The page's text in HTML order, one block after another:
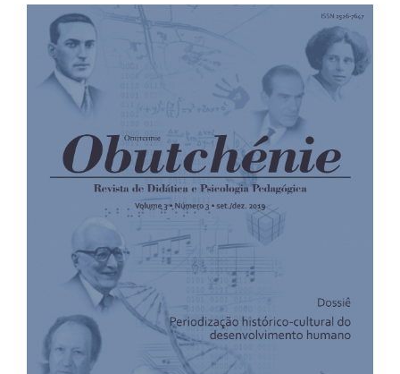
Barra
lateral
de
artigos